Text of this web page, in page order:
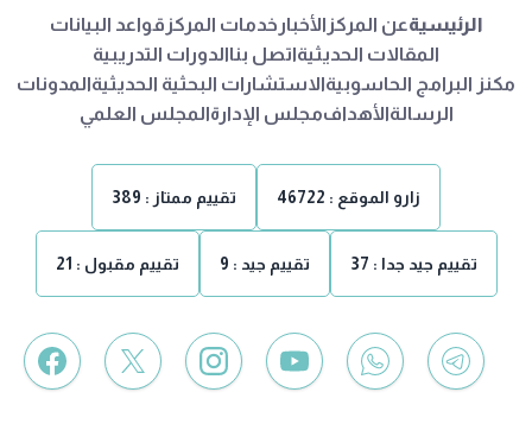
الرئيسيةعن المركز الأخبار خدمات المركز قواعد البيانات
المقالات الحديثيةاتصل بناالدورات التدريبية
مكنز البرامج الحاسوبيةالاستشارات البحثية الحديثيةالمدونات
الرسالةالأهدافمجلس الإدارةالمجلس العلمي
زارو الموقع : 46722 تقييم ممتاز : 389
تقييم جيد جدا : 37 تقييم جيد : 9 تقييم مقبول : 21